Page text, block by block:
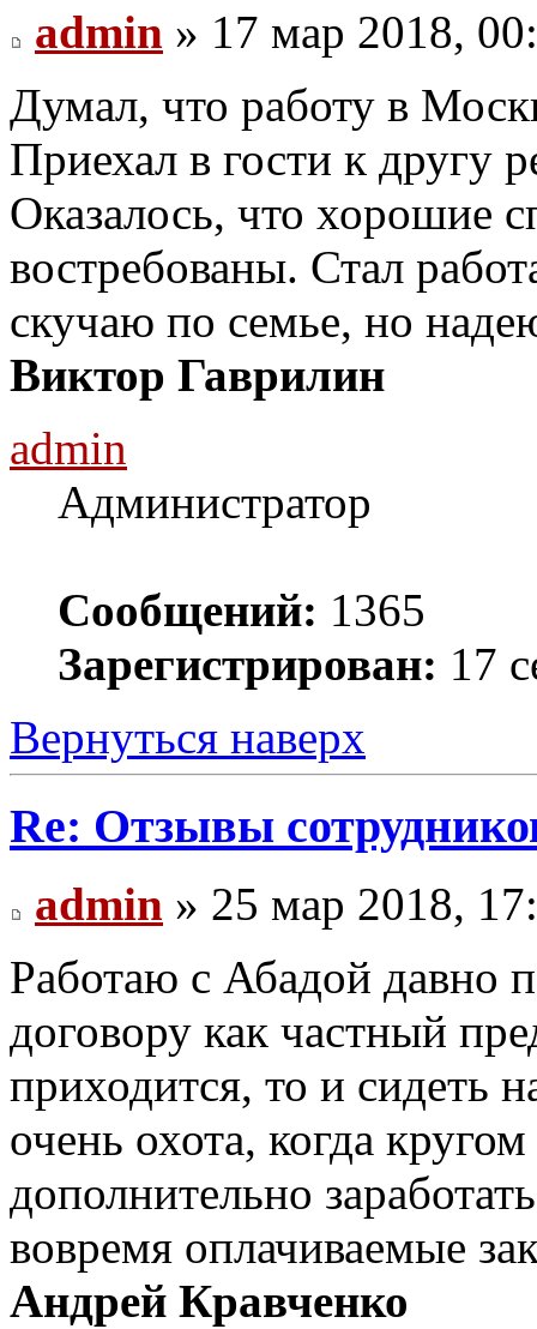
admin » 17 мар 2018,
Думал, что работу в
Приехал в гости к другу
Оказалось, что хорошие
востребованы. Стал
скучаю по семье, но
Виктор Гаврилин
admin
Администратор
Сообщений: 1365
Зарегистрирован: 17
Вернуться наверх
Re: Отзывы
admin » 25 мар 2018,
Работаю с Абадой давно
договору как частный
приходится, то и сидеть
очень охота, когда
дополнительно
вовремя оплачиваемые
Андрей Кравченко